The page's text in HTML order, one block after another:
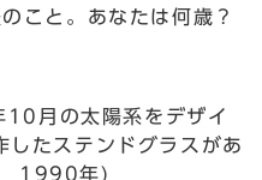
こと。あなたは何歳？
月の太陽系をデザイ
したステンドグラスがあ
1990年)